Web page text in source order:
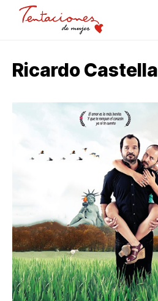
Ricardo Castella